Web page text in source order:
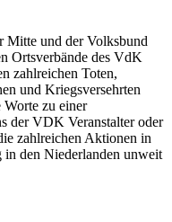
Mitte und der Volksbund
Ortsverbände des VdK
zahlreichen Toten,
und Kriegsversehrten
zu einer
der VDK Veranstalter oder
zahlreichen Aktionen in
in den Niederlanden unweit